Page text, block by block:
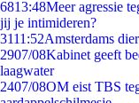
6813:48Meer agressie
jij je intimideren?
3111:52Amsterdams
2907/08Kabinet geeft
laagwater
2407/08OM eist TBS